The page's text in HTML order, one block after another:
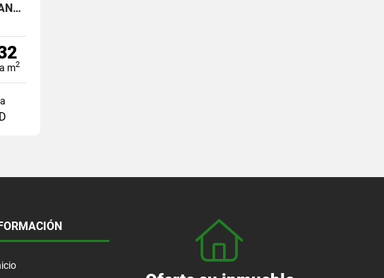
VENTA EN BLOCK - CHALET MAS 2 CABAÑAS
m2